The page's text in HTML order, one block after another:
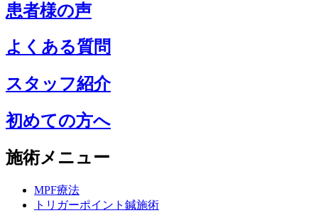
患者様の声
よくある質問
スタッフ紹介
初めての方へ
施術メニュー
MPF療法
トリガーポイント鍼施術